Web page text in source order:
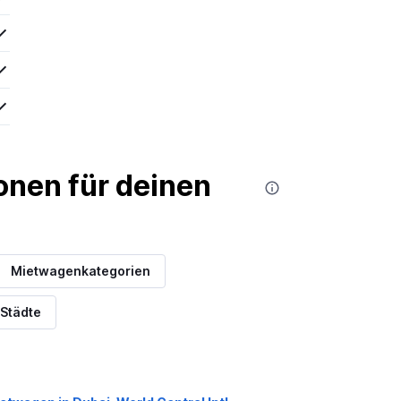
für deinen
Mietwagenkategorien